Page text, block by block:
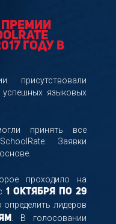
году в
присутствовали
успешных языковых
принять все
Заявки
основе.
проходило на
1 октября по 29
определить лидеров
. В голосовании